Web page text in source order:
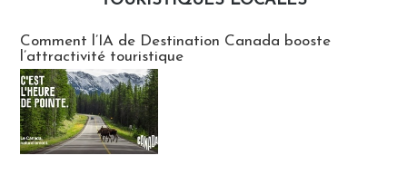
Comment l’IA de Destination Canada booste
l’attractivité touristique